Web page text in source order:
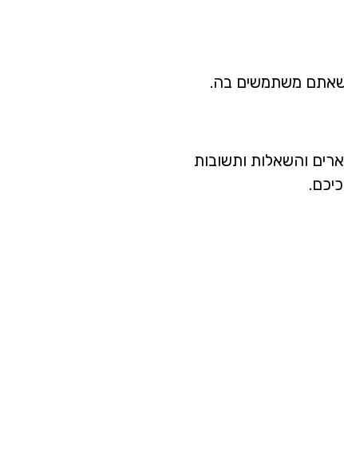
שאתם משתמשים בה.
והשאלות ותשובות